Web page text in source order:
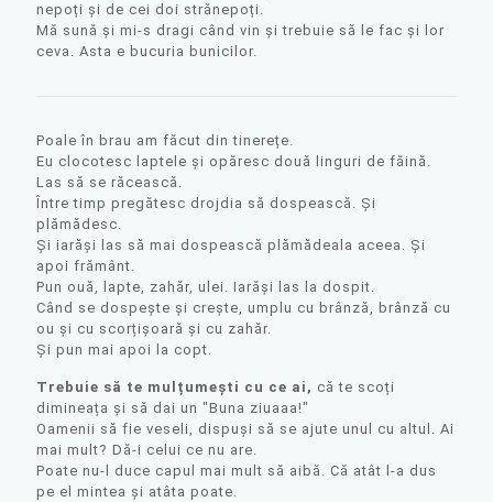
nepoți și de cei doi strănepoți.
Mă sună și mi-s dragi când vin și trebuie să le fac și lor
ceva. Asta e bucuria bunicilor.
Poale în brau am făcut din tinerețe.
Eu clocotesc laptele și opăresc două linguri de făină.
Las să se răcească.
Între timp pregătesc drojdia să dospească. Și
plămădesc.
Și iarăși las să mai dospească plămădeala aceea. Și
apoi frământ.
Pun ouă, lapte, zahăr, ulei. Iarăși las la dospit.
Când se dospește și crește, umplu cu brânză, brânză cu
ou și cu scorțișoară și cu zahăr.
Și pun mai apoi la copt.
Trebuie să te mulțumești cu ce ai, că te scoți
dimineața și să dai un "Buna ziuaaa!"
Oamenii să fie veseli, dispuși să se ajute unul cu altul. Ai
mai mult? Dă-i celui ce nu are.
Poate nu-l duce capul mai mult să aibă. Că atât l-a dus
pe el mintea și atâta poate.